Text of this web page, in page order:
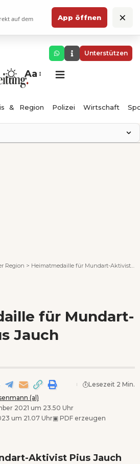
auf dem
App öffnen ×
Unterstützen
Aa
& Region Polizei Wirtschaft
Region > Heimatmedaille für Mundart-Aktivist Pius Jauch
für Mundart-
Jauch
(al)
2021 um 23.50 Uhr
um 21.07 Uhr▣ PDF erzeugen
Lesezeit 2 Min.
Aktivist Pius Jauch